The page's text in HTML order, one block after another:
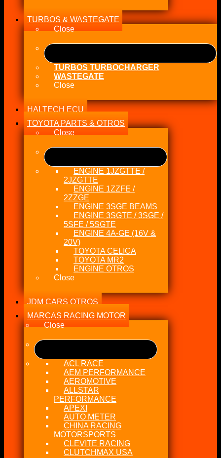
TURBOS & WASTEGATE
Close
TURBOS TURBOCHARGER
WASTEGATE
Close
HALTECH ECU
TOYOTA PARTS & OTROS
Close
ENGINE 1JZGTTE /
2JZGTTE
ENGINE 1ZZFE /
2ZZGE
ENGINE 3SGE BEAMS
ENGINE 3SGTE / 3SGE /
5SFE / 5SGTE
ENGINE 4A-GE (16V &
20V)
TOYOTA CELICA
TOYOTA MR2
ENGINE OTROS
Close
JDM CARS OTROS
MARCAS RACING MOTOR
Close
ACL RACE
AEM PERFORMANCE
AEROMOTIVE
ALLSTAR
PERFORMANCE
APEXI
AUTO METER
CHINA RACING
MOTORSPORTS
CLEVITE RACING
CLUTCHMAX USA